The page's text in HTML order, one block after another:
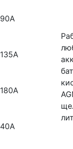
90A
135A
180A
40A